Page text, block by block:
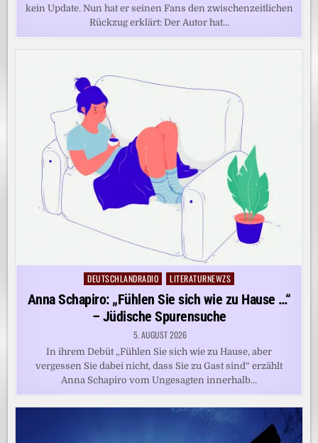
kein Update. Nun hat er seinen Fans den zwischenzeitlichen
Rückzug erklärt: Der Autor hat…
Posted
DEUTSCHLANDRADIO LITERATURNEWZS
Anna Schapiro: „Fühlen Sie sich wie zu Hause …“
– Jüdische Spurensuche
5. AUGUST 2026
In ihrem Debüt „Fühlen Sie sich wie zu Hause, aber
vergessen Sie dabei nicht, dass Sie zu Gast sind“ erzählt
Anna Schapiro vom Ungesagten innerhalb…